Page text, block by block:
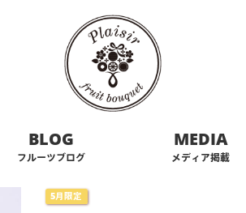
BLOG
フルーツブログ
MEDIA
メディア掲載
5月限定